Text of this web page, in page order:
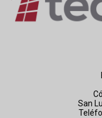
San